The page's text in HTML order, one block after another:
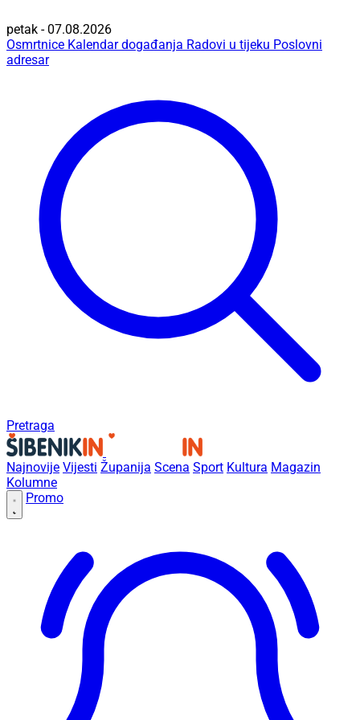
petak - 07.08.2026
Osmrtnice Kalendar događanja Radovi u tijeku Poslovni
adresar
Pretraga
Najnovije Vijesti Županija Scena Sport Kultura Magazin
Kolumne
Promo